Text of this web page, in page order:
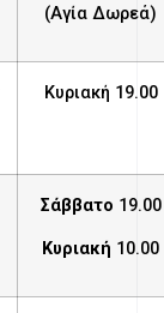
(Αγία Δωρεά)
Κυριακή 19.00
Σάββατο 19.00
Κυριακή 10.00